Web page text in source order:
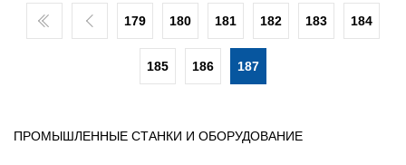
179 180 181 182 183 184
185 186 187
ПРОМЫШЛЕННЫЕ СТАНКИ И ОБОРУДОВАНИЕ